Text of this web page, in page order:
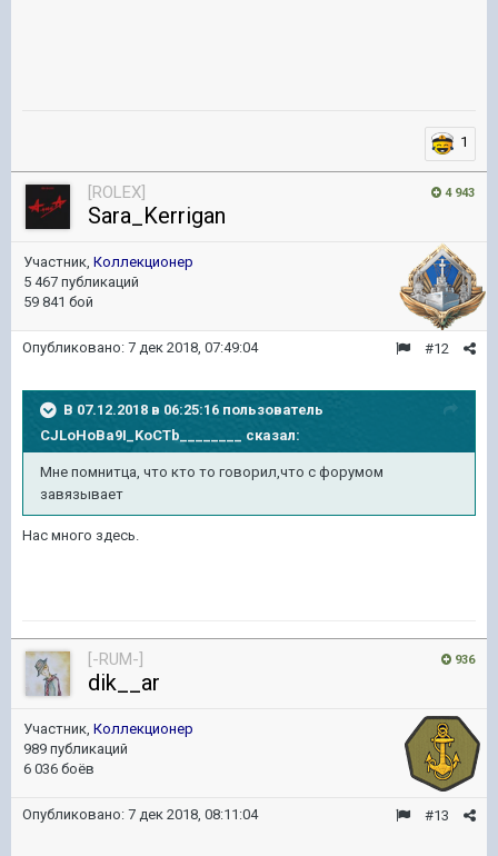
1
4 943
[ROLEX]
Sara_Kerrigan
Участник, Коллекционер
5 467 публикаций
59 841 бой
#12
Опубликовано: 7 дек 2018, 07:49:04
В 07.12.2018 в 06:25:16 пользователь
CJLoHoBa9I_KoCTb________ сказал:
Мне помнитца, что кто то говорил,что с форумом
завязывает
Нас много здесь.
936
[-RUM-]
dik__ar
Участник, Коллекционер
989 публикаций
6 036 боёв
#13
Опубликовано: 7 дек 2018, 08:11:04